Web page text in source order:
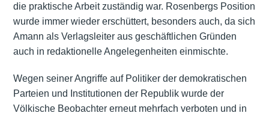
die praktische Arbeit zuständig war. Rosenbergs Position
wurde immer wieder erschüttert, besonders auch, da sich
Amann als Verlagsleiter aus geschäftlichen Gründen
auch in redaktionelle Angelegenheiten einmischte.
Wegen seiner Angriffe auf Politiker der demokratischen
Parteien und Institutionen der Republik wurde der
Völkische Beobachter erneut mehrfach verboten und in